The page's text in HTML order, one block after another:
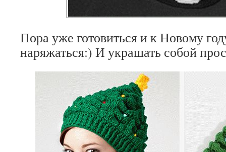
Пора уже готовиться и к Новому
наряжаться:) И украшать собой